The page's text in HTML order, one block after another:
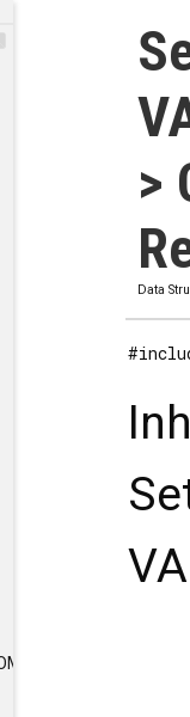
ARRAY >
>
Data